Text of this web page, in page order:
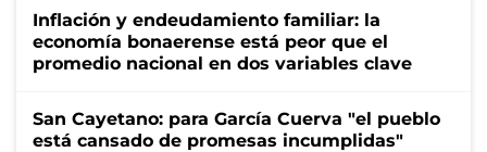
Inflación y endeudamiento familiar: la
economía bonaerense está peor que el
promedio nacional en dos variables clave
San Cayetano: para García Cuerva "el pueblo
está cansado de promesas incumplidas"